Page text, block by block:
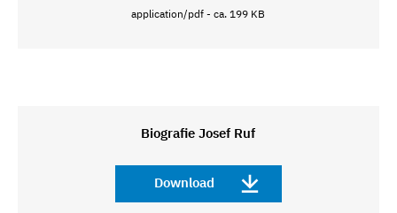
application/pdf - ca. 199 KB
Biografie Josef Ruf
Download